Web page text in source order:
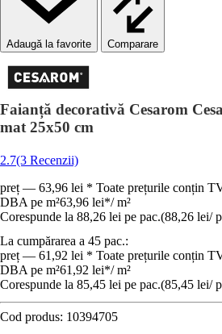
Comparare
Faianță decorativă Cesarom
mat 25x50 cm
2.7(3 Recenzii)
preț — 63,96 lei * Toate prețurile conțin
DBA pe m²63,96 lei*/ m²
Corespunde la 88,26 lei pe pac.(88,26 lei/
La cumpărarea a 45 pac.:
preț — 61,92 lei * Toate prețurile conțin
DBA pe m²61,92 lei*/ m²
Corespunde la 85,45 lei pe pac.(85,45 lei/
Cod produs: 10394705